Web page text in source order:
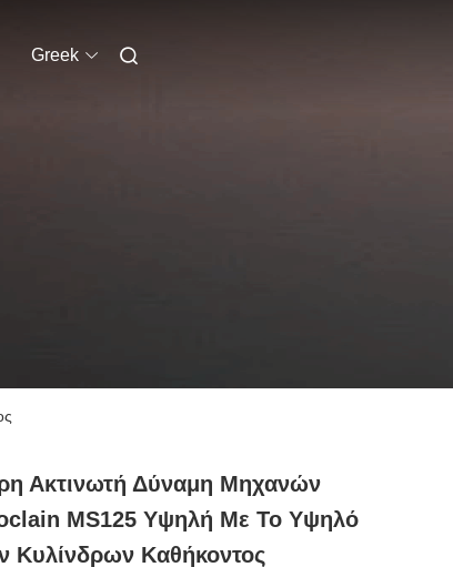
Greek
Ακτινωτή Δύναμη Μηχανών
MS125 Υψηλή Με Το Υψηλό
Κυλίνδρων Καθήκοντος